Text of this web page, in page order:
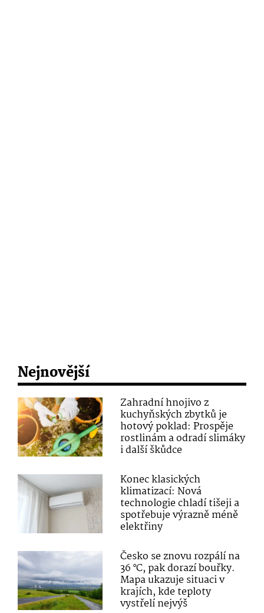
Nejnovější
Zahradní hnojivo z
kuchyňských zbytků je
hotový poklad: Prospěje
rostlinám a odradí slimáky
i další škůdce
Konec klasických
klimatizací: Nová
technologie chladí tišeji a
spotřebuje výrazně méně
elektřiny
Česko se znovu rozpálí na
36 °C, pak dorazí bouřky.
Mapa ukazuje situaci v
krajích, kde teploty
vystřelí nejvýš